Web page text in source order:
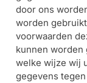
service
door ons
worden
voorwaarden
kunnen worden
welke wijze wij
gegevens